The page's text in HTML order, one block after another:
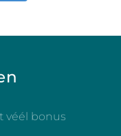
véél bonus